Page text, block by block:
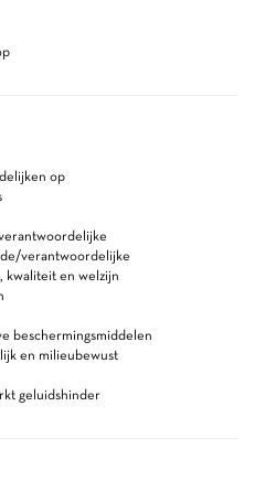
op
verantwoordelijke
kwaliteit en welzijn
beschermingsmiddelen
en milieubewust
geluidshinder